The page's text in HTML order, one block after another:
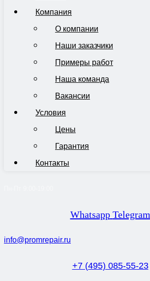
Компания
О компании
Наши заказчики
Примеры работ
Наша команда
Вакансии
Условия
Цены
Гарантия
Контакты
Whatsapp Telegram
info@promrepair.ru
+7 (495) 085-55-23